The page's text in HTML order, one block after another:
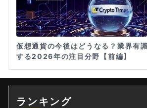
仮想通貨の今後はどうなる？業界有
する2026年の注目分野【前編】
ランキング